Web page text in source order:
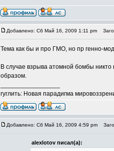
Добавлено: Сб Май 16, 2009 1:11 pm
Тема как бы и про ГМО, но пр генно-
В случае взрыва атомной бомбы
образом.
гуглить: Новая парадигма
Добавлено: Сб Май 16, 2009 4:59 pm
alexlotov писал(а):